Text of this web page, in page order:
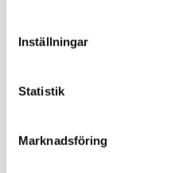
Inställningar
Statistik
Marknadsföring